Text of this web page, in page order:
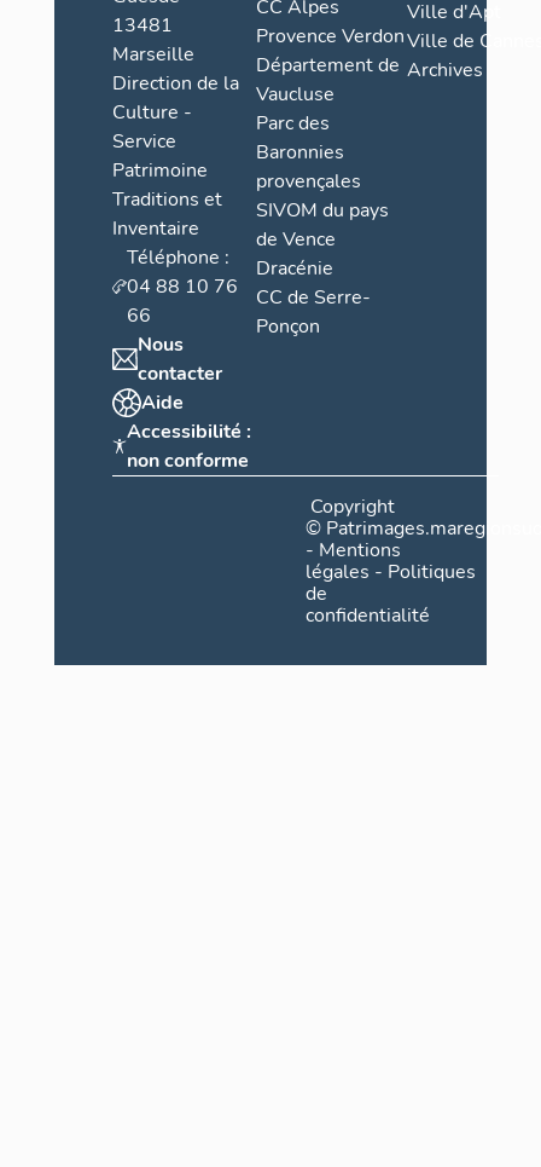
13481
Marseille
Direction de la
Culture -
Service
Patrimoine
Traditions et
Inventaire
Téléphone :
04 88 10 76
66
Nous
contacter
Aide
Accessibilité :
non conforme
CC Alpes
Provence Verdon
Département de
Vaucluse
Parc des
Baronnies
provençales
SIVOM du pays
de Vence
Dracénie
CC de Serre-
Ponçon
Ville d'Apt
Ville de
Archives
Copyright
©
- Mentions
légales - Politiques
de
confidentialité